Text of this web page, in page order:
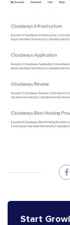
Start